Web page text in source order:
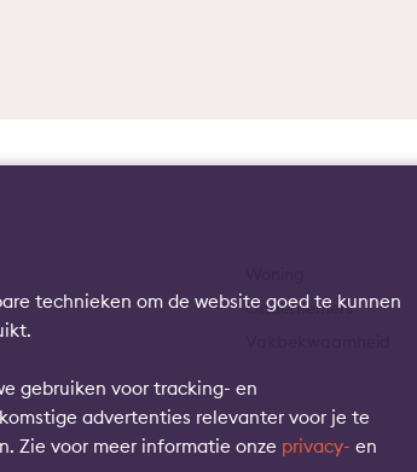
Ondernemers
technieken om de website goed te kunnen
gebruiken voor tracking- en
advertenties relevanter voor je te
Zie voor meer informatie onze privacy- en